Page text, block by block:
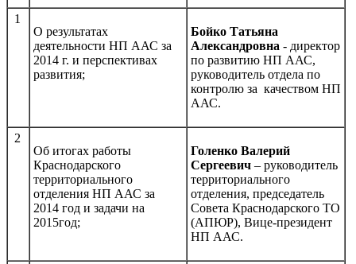
1
О результатах
деятельности НП ААС за
2014 г. и перспективах
развития;
Бойко Татьяна
Александровна - директор
по развитию НП ААС,
руководитель отдела по
контролю за качеством НП
ААС.
2
Об итогах работы
Краснодарского
территориального
отделения НП ААС за
2014 год и задачи на
2015год;
Голенко Валерий
Сергеевич – руководитель
территориального
отделения, председатель
Совета Краснодарского ТО
(АПЮР), Вице-президент
НП ААС.